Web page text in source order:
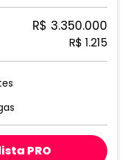
R$ 3.350.000
R$ 1.215
PRO